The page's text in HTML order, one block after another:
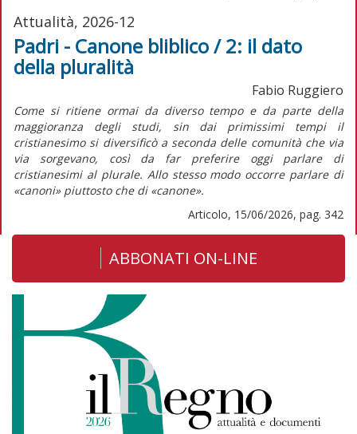
Attualità, 2026-12
Padri - Canone bliblico / 2: il dato
della pluralità
Fabio Ruggiero
Come si ritiene ormai da diverso tempo e da parte della
maggioranza degli studi, sin dai primissimi tempi il
cristianesimo si diversificò a seconda delle comunità che via
via sorgevano, così da far preferire oggi parlare di
cristianesimi al plurale. Allo stesso modo occorre parlare di
«canoni» piuttosto che di «canone».
Articolo, 15/06/2026, pag. 342
ABBONATI ON-LINE